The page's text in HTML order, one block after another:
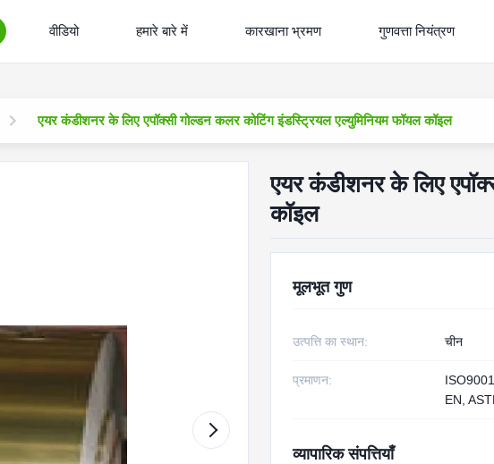
वीडियो हमारे बारे में कारखाना भ्रमण गुणवत्ता नियंत्रण
एयर कंडीशनर के लिए एपॉक्सी गोल्डन कलर कोटिंग इंडस्ट्रियल एल्युमिनियम फॉयल कॉइल
एयर कंडीशनर के लिए
कॉइल
मूलभूत गुण
उत्पत्ति का स्थान: चीन
प्रमाणन:
EN,
व्यापारिक संपत्तियाँ